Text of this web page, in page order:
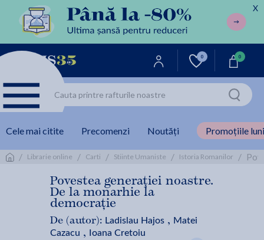
X
0 0
Cele mai citite Precomenzi Noutăți Promoțiile
/ Librarie online / Carti / Stiinte Umaniste / Istoria Romanilor /
Povestea generației noastre.
De la monarhie la
democrație
De (autor): Ladislau Hajos, Matei
Cazacu , Ioana Cretoiu